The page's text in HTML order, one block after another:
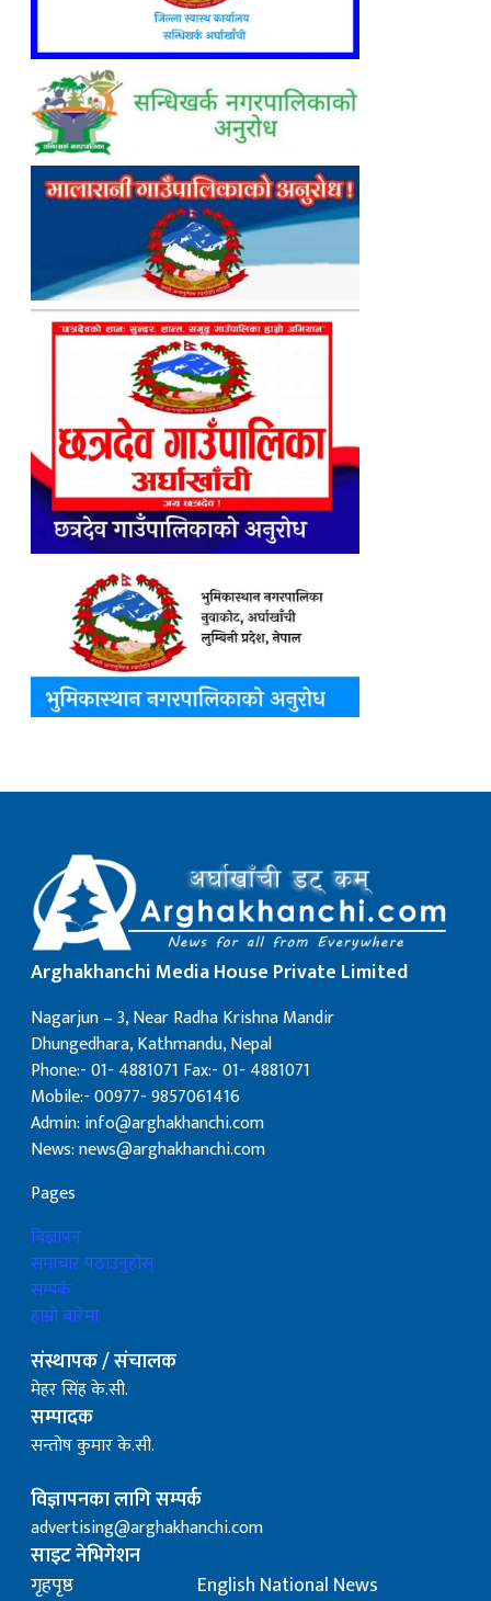
Arghakhanchi Media House Private Limited
Nagarjun – 3, Near Radha Krishna Mandir
Dhungedhara, Kathmandu, Nepal
Phone:- 01- 4881071 Fax:- 01- 4881071
Mobile:- 00977- 9857061416
Admin: info@arghakhanchi.com
News: news@arghakhanchi.com
Pages
बिज्ञापन
समाचार पठाउनुहोस्
सम्पर्क
हाम्रो बारेमा
संस्थापक / संचालक
मेहर सिंह के.सी.
सम्पादक
सन्तोष कुमार के.सी.
विज्ञापनका लागि सम्पर्क
advertising@arghakhanchi.com
साइट नेभिगेशन
गृहपृष्ठ
English National News